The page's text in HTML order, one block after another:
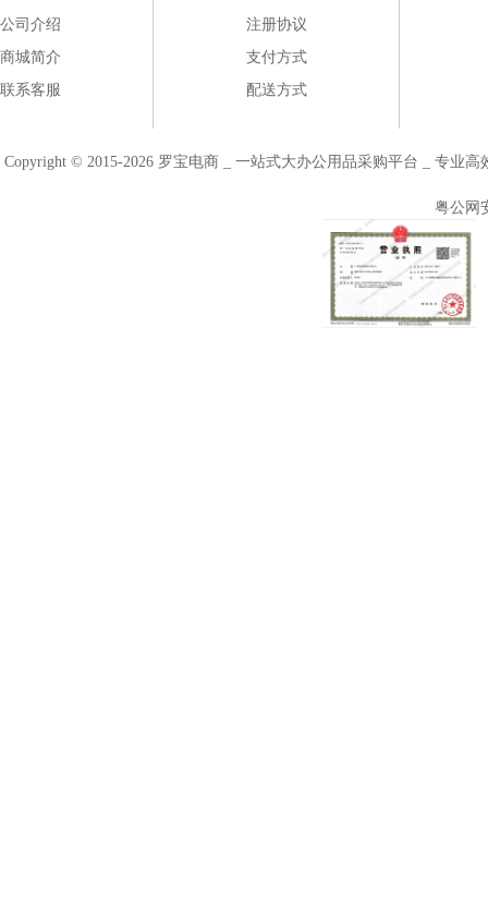
公司介绍
商城简介
联系客服
注册协议
支付方式
配送方式
Copyright © 2015-2026 罗宝电商 _ 一站式大办公用品采购平台 _ 专业
粤公网